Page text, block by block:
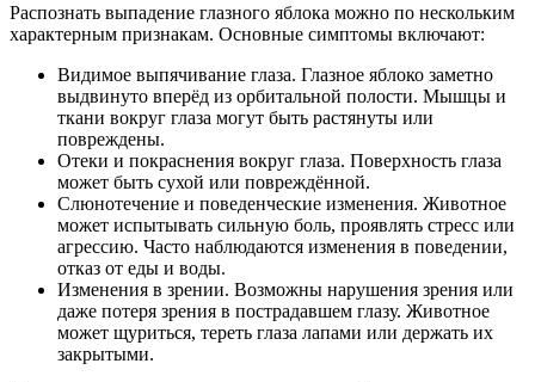
Распознать выпадение глазного яблока можно по нескольким
характерным признакам. Основные симптомы включают:
Видимое выпячивание глаза. Глазное яблоко заметно
выдвинуто вперёд из орбитальной полости. Мышцы и
ткани вокруг глаза могут быть растянуты или
повреждены.
Отеки и покраснения вокруг глаза. Поверхность глаза
может быть сухой или повреждённой.
Слюнотечение и поведенческие изменения. Животное
может испытывать сильную боль, проявлять стресс или
агрессию. Часто наблюдаются изменения в поведении,
отказ от еды и воды.
Изменения в зрении. Возможны нарушения зрения или
даже потеря зрения в пострадавшем глазу. Животное
может щуриться, тереть глаза лапами или держать их
закрытыми.